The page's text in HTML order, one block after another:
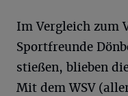
Im Vergleich zum
Sportfreunde
stießen, blieben
Mit dem WSV